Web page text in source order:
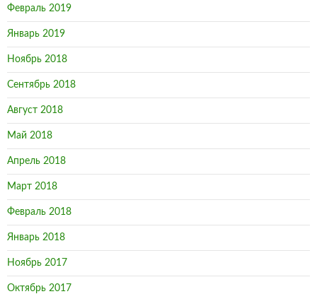
Февраль 2019
Январь 2019
Ноябрь 2018
Сентябрь 2018
Август 2018
Май 2018
Апрель 2018
Март 2018
Февраль 2018
Январь 2018
Ноябрь 2017
Октябрь 2017